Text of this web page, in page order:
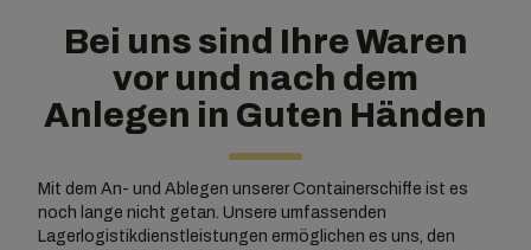
Bei uns sind Ihre Waren
vor und nach dem
Anlegen in Guten Händen
Mit dem An- und Ablegen unserer Containerschiffe ist es
noch lange nicht getan. Unsere umfassenden
Lagerlogistikdienstleistungen ermöglichen es uns, den